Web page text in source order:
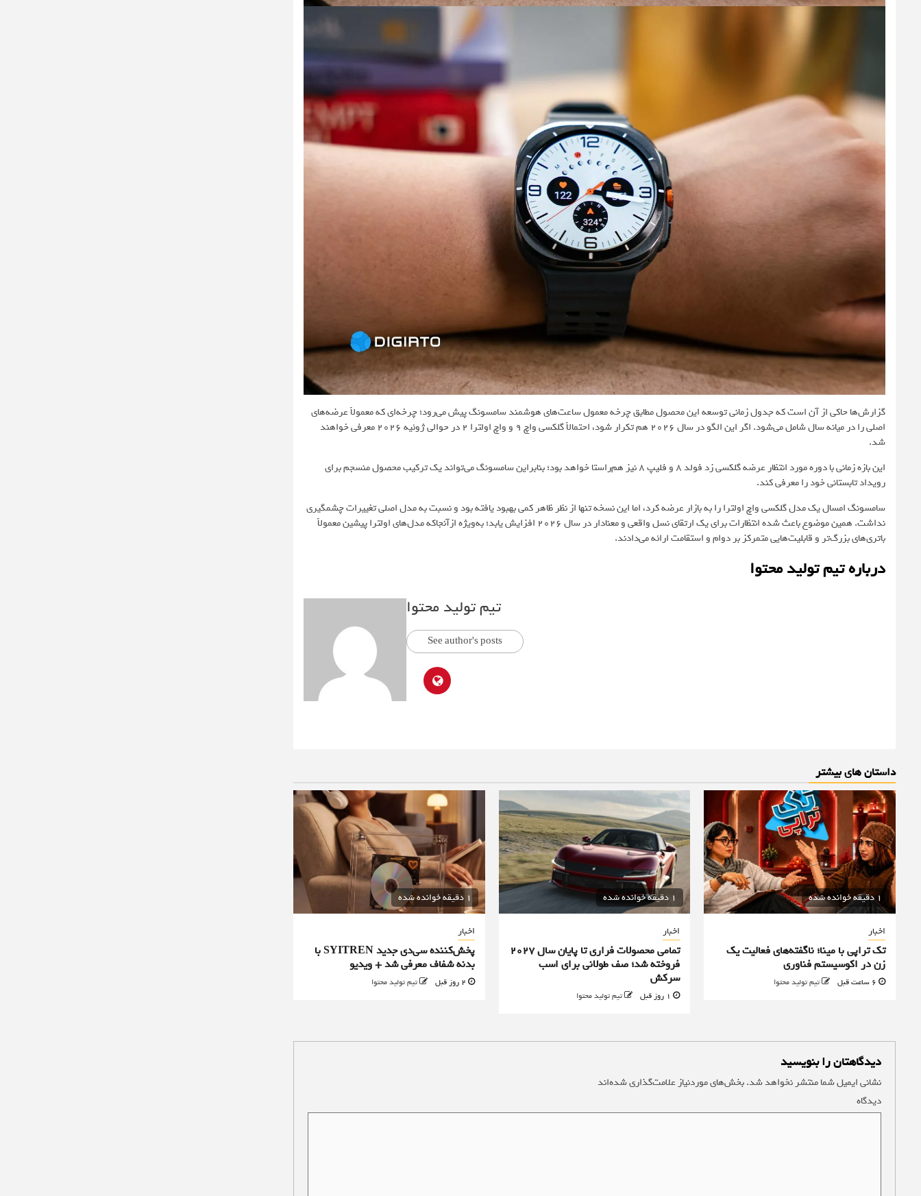
گزارش‌ها حاکی از آن است که جدول زمانی توسعه این محصول مطابق چرخه معمول ساعت‌های هوشمند سامسونگ پیش می‌رود؛ چرخه‌ای که معمولاً عرضه‌های
اصلی را در میانه سال شامل می‌شود. اگر این الگو در سال ۲۰۲۶ هم تکرار شود، احتمالاً گلکسی واچ ۹ و واچ اولترا ۲ در حوالی ژوئیه ۲۰۲۶ معرفی خواهند
شد.
این بازه زمانی با دوره مورد انتظار عرضه گلکسی زد فولد ۸ و فلیپ ۸ نیز هم‌راستا خواهد بود؛ بنابراین سامسونگ می‌تواند یک ترکیب محصول منسجم برای
رویداد تابستانی خود را معرفی کند.
سامسونگ امسال یک مدل گلکسی واچ اولترا را به بازار عرضه کرد، اما این نسخه تنها از نظر ظاهر کمی بهبود یافته بود و نسبت به مدل اصلی تغییرات چشمگیری
نداشت. همین موضوع باعث شده انتظارات برای یک ارتقای نسل واقعی و معنادار در سال ۲۰۲۶ افزایش یابد؛ به‌ویژه ازآنجاکه مدل‌های اولترا پیشین معمولاً
باتری‌های بزرگ‌تر و قابلیت‌هایی متمرکز بر دوام و استقامت ارائه می‌دادند.
درباره تیم تولید محتوا
تیم تولید محتوا
See author's posts
داستان های بیشتر
1 دقیقه خوانده شده
اخبار
تک تراپی با مینا؛ ناگفته‌های فعالیت یک
زن در اکوسیستم فناوری
تیم تولید محتوا
1 دقیقه خوانده شده
اخبار
تمامی محصولات فراری تا پایان سال ۲۰۲۷
فروخته شد؛ صف طولانی برای اسب
سرکش
1 روز قبل تیم تولید محتوا
1 دقیقه خوانده شده
اخبار
پخش‌کننده سی‌دی جدید SYITREN با
بدنه شفاف معرفی شد + ویدیو
تیم تولید محتوا
دیدگاهتان را بنویسید
نشانی ایمیل شما منتشر نخواهد شد.بخش‌های موردنیاز علامت‌گذاری شده‌اند
دیدگاه